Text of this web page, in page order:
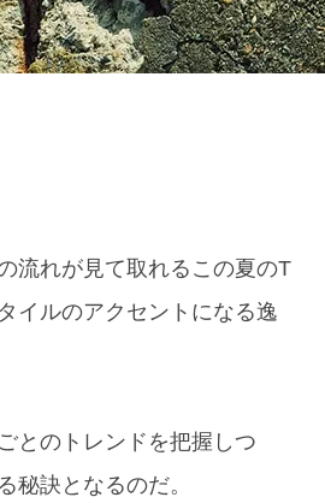
流れが見て取れるこの夏のT
イルのアクセントになる逸
とのトレンドを把握しつ
秘訣となるのだ。